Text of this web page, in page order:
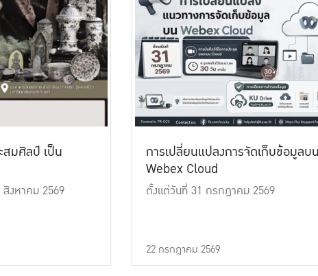
สมศิลป์ เป็น
งหาคม 2569
การเปลี่ยนแปลงการจัดเก็บข้อมูลบน
Webex Cloud
ตั้งแต่วันที่ 31 กรกฎาคม 2569
22 กรกฎาคม 2569